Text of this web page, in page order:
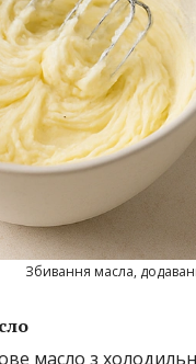
Збивання масла,
масло з